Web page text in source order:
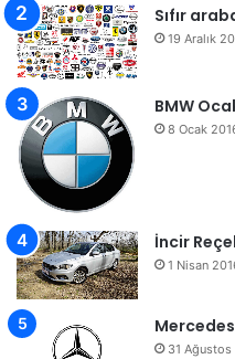
Sıfır
19 Aralık
BMW
8 Ocak
İncir
1 Nisan
31 Ağustos